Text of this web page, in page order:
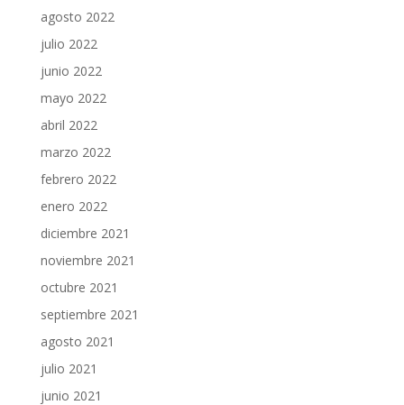
agosto 2022
julio 2022
junio 2022
mayo 2022
abril 2022
marzo 2022
febrero 2022
enero 2022
diciembre 2021
noviembre 2021
octubre 2021
septiembre 2021
agosto 2021
julio 2021
junio 2021